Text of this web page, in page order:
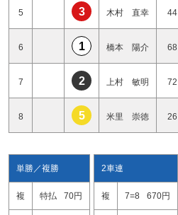
5 3 木村 直幸 44
6 1 橋本 陽介 68
7 2 上村 敏明 72
8 5 米里 崇徳 26
単勝／複勝
複 特払 70円
2車連
複 7=8 670円